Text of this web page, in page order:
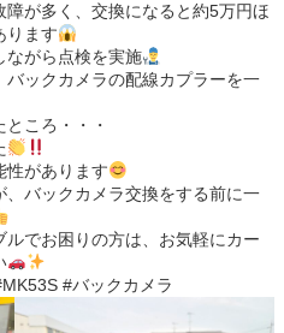
が多く、交換になると約5万円ほ
ります
ながら点検を実施
ックカメラの配線カプラーを一
ころ・・・
性があります
バックカメラ交換をする前に一
でお困りの方は、お気軽にカー
#バックカメラ